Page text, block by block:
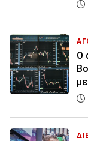
Ο